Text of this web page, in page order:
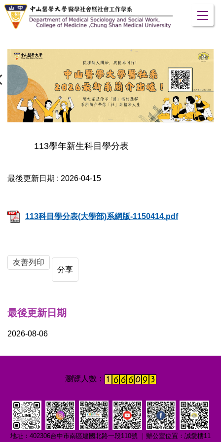
跳
到
容
區
113學年新生科目學分表
最後更新日期 : 2026-04-15
113科目學分表(大學部)系網版-1150414.pdf
友善列印
分享
最後更新日期
2026-08-06
地址：402306台中市南區建國北路一段110號 ｜辦公室位置：誠愛樓11